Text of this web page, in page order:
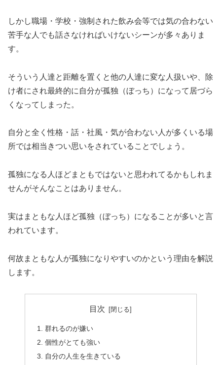
しかし職場・学校・強制された飲み会等では気の合わない
苦手な人でも話さなければいけないシーンが多々ありま
す。
そういう人達と距離を置くと他の人達に変な人扱いや、除
け者にされ最終的に自分が孤独（ぼっち）になって居づら
くなってしまった。
自分と全く性格・話・社風・気が合わない人が多くいる場
所では相当きつい思いをされていることでしょう。
孤独になる人ほどまともではないと思われてるかもしれま
せんがそんなことはありません。
実はまともな人ほど孤独（ぼっち）になることが多いと言
われています。
何故まともな人が孤独になりやすいのかという理由を解説
します。
目次
群れるのが嫌い
個性がとても強い
自分の人生を生きている